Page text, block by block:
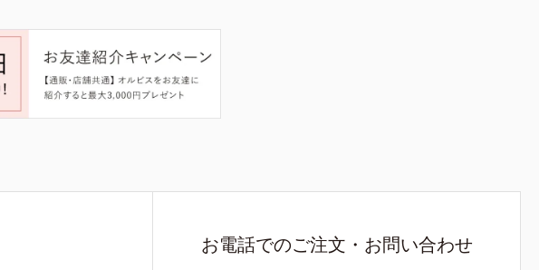
お電話でのご注文・お問い合わせ